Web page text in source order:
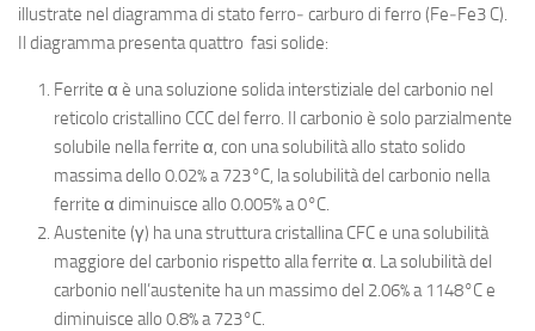
illustrate nel diagramma di stato ferro‐ carburo di ferro (Fe‐Fe3 C).
Il diagramma presenta quattro fasi solide:
Ferrite α è una soluzione solida interstiziale del carbonio nel
reticolo cristallino CCC del ferro. Il carbonio è solo parzialmente
solubile nella ferrite α, con una solubilità allo stato solido
massima dello 0.02% a 723°C, la solubilità del carbonio nella
ferrite α diminuisce allo 0.005% a 0°C.
Austenite (γ) ha una struttura cristallina CFC e una solubilità
maggiore del carbonio rispetto alla ferrite α. La solubilità del
carbonio nell’austenite ha un massimo del 2.06% a 1148°C e
diminuisce allo 0.8% a 723°C.